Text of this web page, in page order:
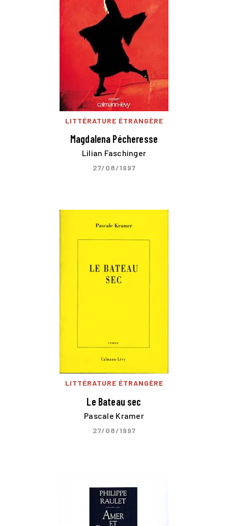
LITTÉRATURE ÉTRANGÈRE
Magdalena Pécheresse
Lilian Faschinger
27/08/1997
LITTÉRATURE ÉTRANGÈRE
Le Bateau sec
Pascale Kramer
27/08/1997